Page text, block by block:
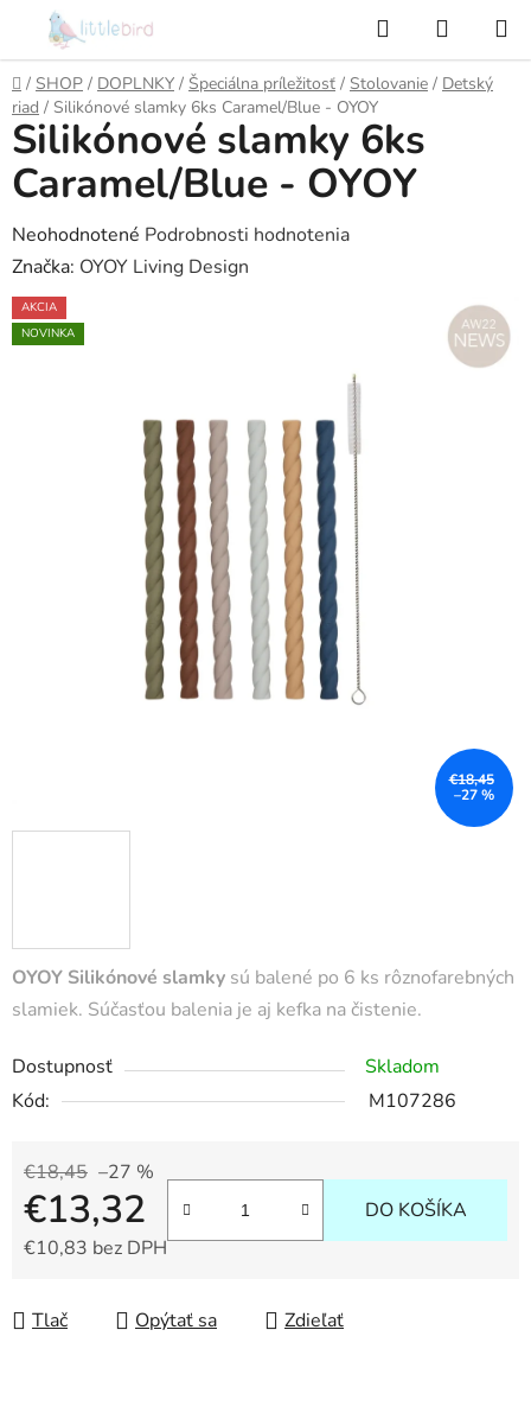
obsah
Hľadať
KOŠÍK
Domov
/ SHOP / DOPLNKY / Špeciálna príležitosť / Stolovanie / Detský
riad / Silikónové slamky 6ks Caramel/Blue - OYOY
OYOY Silikónové slamky sú balené po 6 ks rôznofarebných
slamiek. Súčasťou balenia je aj kefka na čistenie.
Dostupnosť
Skladom
Kód:
M107286
€18,45 –27 %
€13,32
€10,83 bez DPH
DO KOŠÍKA
Tlač Opýtať sa Zdieľať
Silikónové slamky 6ks
Caramel/Blue - OYOY
Priemerné
hodnotenie
produktu
je
Neohodnotené Podrobnosti hodnotenia
Značka: OYOY Living Design
AKCIA
NOVINKA
€18,45
–27 %